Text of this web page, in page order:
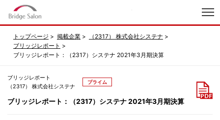
トップページ 掲載企業
（2317） 株式会社システナ
ブリッジレポート
ブリッジレポート：（2317）システナ 2021年3月期決算
ブリッジレポート
（2317） 株式会社システナ
プライム
ブリッジレポート：（2317）システナ 2021年3月期決算